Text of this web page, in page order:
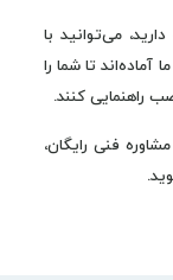
می‌توانید با
تا شما را
راهنمایی کنند.
فنی رایگان،